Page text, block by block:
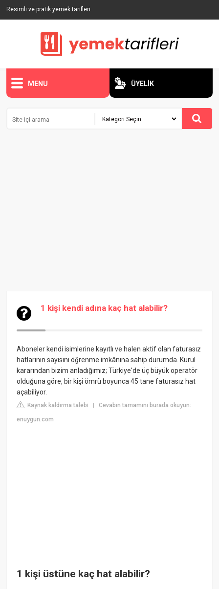
Resimli ve pratik yemek tarifleri
MENU ÜYELİK
1 kişi kendi adına kaç hat alabilir?
Aboneler kendi isimlerine kayıtlı ve halen aktif olan faturasız
hatlarının sayısını öğrenme imkânına sahip durumda. Kurul
kararından bizim anladığımız; Türkiye'de üç büyük operatör
olduğuna göre, bir kişi ömrü boyunca 45 tane faturasız hat
açabiliyor.
Kaynak kaldırma talebi |Cevabın tamamını burada okuyun:
enuygun.com
1 kişi üstüne kaç hat alabilir?